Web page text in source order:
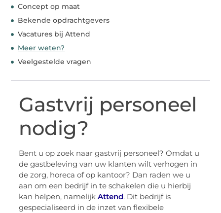
Concept op maat
Bekende opdrachtgevers
Vacatures bij Attend
Meer weten?
Veelgestelde vragen
Gastvrij personeel
nodig?
Bent u op zoek naar gastvrij personeel? Omdat u
de gastbeleving van uw klanten wilt verhogen in
de zorg, horeca of op kantoor? Dan raden we u
aan om een bedrijf in te schakelen die u hierbij
kan helpen, namelijkAttend. Dit bedrijf is
gespecialiseerd in de inzet van flexibele